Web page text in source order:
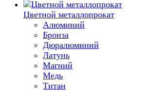
Цветной металлопрокат
Алюминий
Бронза
Дюралюминий
Латунь
Магний
Медь
Титан